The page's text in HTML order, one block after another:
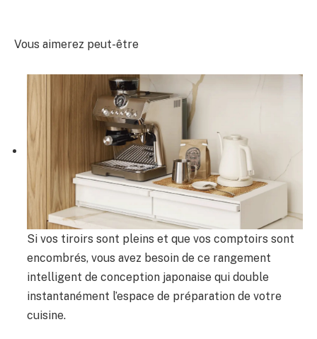
Vous aimerez peut-être
Si vos tiroirs sont pleins et que vos comptoirs sont
encombrés, vous avez besoin de ce rangement
intelligent de conception japonaise qui double
instantanément l’espace de préparation de votre
cuisine.